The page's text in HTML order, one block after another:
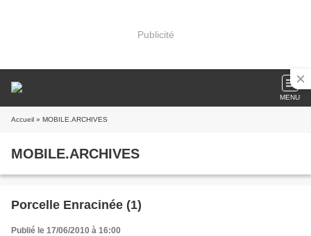
Publicité
MENU
Accueil » MOBILE.ARCHIVES
MOBILE.ARCHIVES
Porcelle Enracinée (1)
Publié le 17/06/2010 à 16:00